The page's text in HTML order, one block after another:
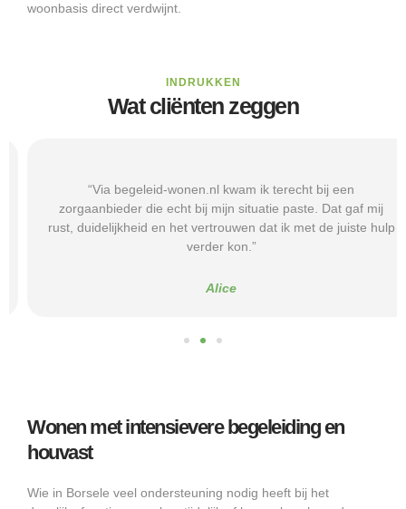
woonbasis direct verdwijnt.
INDRUKKEN
Wat cliënten zeggen
“Via begeleid-wonen.nl kwam ik terecht bij een
zorgaanbieder die echt bij mijn situatie paste. Dat gaf mij
rust, duidelijkheid en het vertrouwen dat ik met de juiste hulp
verder kon.”
Alice
Wonen met intensievere begeleiding en
houvast
Wie in Borsele veel ondersteuning nodig heeft bij het